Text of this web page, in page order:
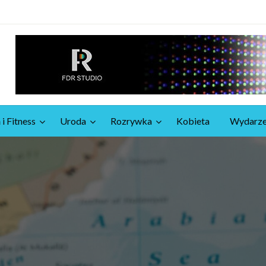
Fitness Uroda Rozrywka Kobieta